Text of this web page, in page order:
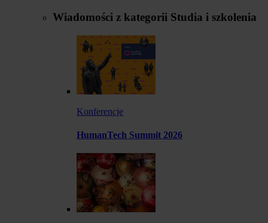
Wiadomości z kategorii Studia i szkolenia
Konferencje
HumanTech Summit 2026